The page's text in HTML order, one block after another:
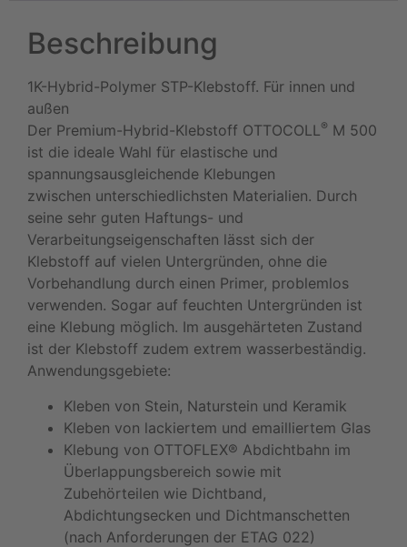
Beschreibung
1K-Hybrid-Polymer STP-Klebstoff. Für innen und
außen
Der Premium-Hybrid-Klebstoff OTTOCOLL® M 500
ist die ideale Wahl für elastische und
spannungsausgleichende Klebungen
zwischen unterschiedlichsten Materialien. Durch
seine sehr guten Haftungs- und
Verarbeitungseigenschaften lässt sich der
Klebstoff auf vielen Untergründen, ohne die
Vorbehandlung durch einen Primer, problemlos
verwenden. Sogar auf feuchten Untergründen ist
eine Klebung möglich. Im ausgehärteten Zustand
ist der Klebstoff zudem extrem wasserbeständig.
Anwendungsgebiete:
Kleben von Stein, Naturstein und Keramik
Kleben von lackiertem und emailliertem Glas
Klebung von OTTOFLEX® Abdichtbahn im
Überlappungsbereich sowie mit
Zubehörteilen wie Dichtband,
Abdichtungsecken und Dichtmanschetten
(nach Anforderungen der ETAG 022)